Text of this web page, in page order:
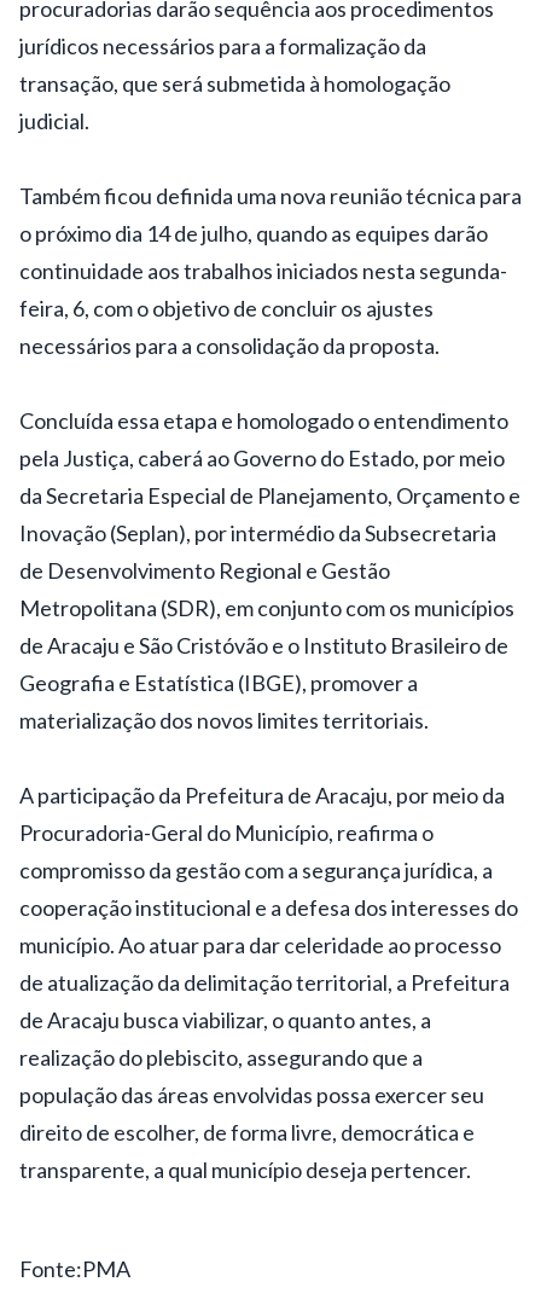
procuradorias darão sequência aos procedimentos
jurídicos necessários para a formalização da
transação, que será submetida à homologação
judicial.
Também ficou definida uma nova reunião técnica para
o próximo dia 14 de julho, quando as equipes darão
continuidade aos trabalhos iniciados nesta segunda-
feira, 6, com o objetivo de concluir os ajustes
necessários para a consolidação da proposta.
Concluída essa etapa e homologado o entendimento
pela Justiça, caberá ao Governo do Estado, por meio
da Secretaria Especial de Planejamento, Orçamento e
Inovação (Seplan), por intermédio da Subsecretaria
de Desenvolvimento Regional e Gestão
Metropolitana (SDR), em conjunto com os municípios
de Aracaju e São Cristóvão e o Instituto Brasileiro de
Geografia e Estatística (IBGE), promover a
materialização dos novos limites territoriais.
A participação da Prefeitura de Aracaju, por meio da
Procuradoria-Geral do Município, reafirma o
compromisso da gestão com a segurança jurídica, a
cooperação institucional e a defesa dos interesses do
município. Ao atuar para dar celeridade ao processo
de atualização da delimitação territorial, a Prefeitura
de Aracaju busca viabilizar, o quanto antes, a
realização do plebiscito, assegurando que a
população das áreas envolvidas possa exercer seu
direito de escolher, de forma livre, democrática e
transparente, a qual município deseja pertencer.
Fonte:PMA